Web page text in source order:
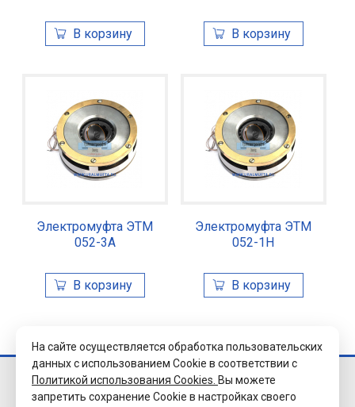
Электромуфта ЭТМ
052-3А
Электромуфта ЭТМ
052-1Н
© 2026 Завод
«Уралэлектромуфта»
На сайте осуществляется обработка пользовательских
данных с использованием Cookie в соответствии с
Политикой использования Cookies. Вы можете
запретить сохранение Cookie в настройках своего